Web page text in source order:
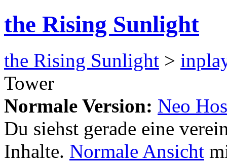
the Rising Sunlight
the Rising Sunlight >
Tower
Normale Version: Neo
Du siehst gerade eine
Inhalte. Normale Ansicht